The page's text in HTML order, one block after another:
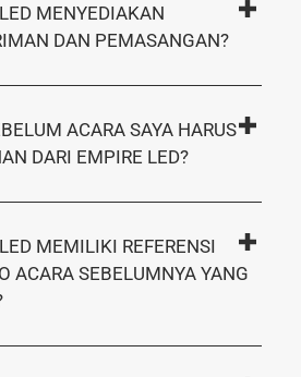
MENYEDIAKAN
DAN PEMASANGAN?
ACARA SAYA HARUS
DARI EMPIRE LED?
MEMILIKI REFERENSI
ACARA SEBELUMNYA YANG